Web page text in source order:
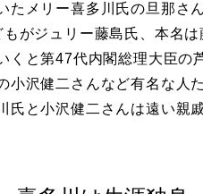
たメリー喜多川氏の旦那さ
がジュリー藤島氏、本名
くと第47代内閣総理大臣の
小沢健二さんなど有名な人
氏と小沢健二さんは遠い親